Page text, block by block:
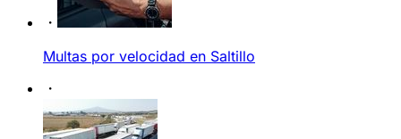
Multas por velocidad en Saltillo